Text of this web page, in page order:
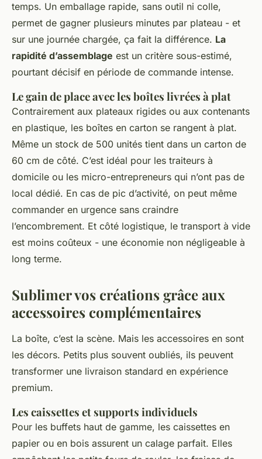
temps. Un emballage rapide, sans outil ni colle,
permet de gagner plusieurs minutes par plateau - et
sur une journée chargée, ça fait la différence. La
rapidité d’assemblage est un critère sous-estimé,
pourtant décisif en période de commande intense.
Le gain de place avec les boîtes livrées à plat
Contrairement aux plateaux rigides ou aux contenants
en plastique, les boîtes en carton se rangent à plat.
Même un stock de 500 unités tient dans un carton de
60 cm de côté. C’est idéal pour les traiteurs à
domicile ou les micro-entrepreneurs qui n’ont pas de
local dédié. En cas de pic d’activité, on peut même
commander en urgence sans craindre
l’encombrement. Et côté logistique, le transport à vide
est moins coûteux - une économie non négligeable à
long terme.
Sublimer vos créations grâce aux
accessoires complémentaires
La boîte, c’est la scène. Mais les accessoires en sont
les décors. Petits plus souvent oubliés, ils peuvent
transformer une livraison standard en expérience
premium.
Les caissettes et supports individuels
Pour les buffets haut de gamme, les caissettes en
papier ou en bois assurent un calage parfait. Elles